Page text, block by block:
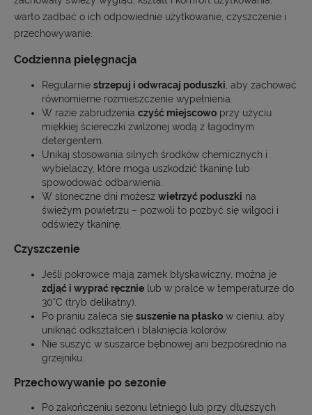
warto zadbać o ich odpowiednie użytkowanie, czyszczenie i
przechowywanie.
Codzienna pielęgnacja
Regularnie strzepuj i odwracaj poduszki , aby zachować
równomierne rozmieszczenie wypełnienia.
W razie zabrudzenia czyść miejscowo przy użyciu
miękkiej ściereczki zwilżonej wodą z łagodnym
detergentem.
Unikaj stosowania silnych środków chemicznych i
wybielaczy, które mogą uszkodzić tkaninę lub
spowodować odbarwienia.
W słoneczne dni możesz wietrzyć poduszki na
świeżym powietrzu – pozwoli to pozbyć się wilgoci i
odświeży tkaninę.
Czyszczenie
Jeśli pokrowce mają zamek błyskawiczny, można je
zdjąć i wyprać ręcznie lub w pralce w temperaturze do
30°C (tryb delikatny).
Po praniu zaleca się suszenie na płasko w cieniu, aby
uniknąć odkształceń i blaknięcia kolorów.
Nie suszyć w suszarce bębnowej ani bezpośrednio na
grzejniku.
Przechowywanie po sezonie
Po zakończeniu sezonu letniego lub przy dłuższych